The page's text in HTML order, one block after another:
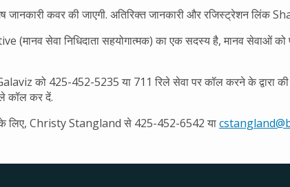
कवर की जाएगी. अतिरिक्त जानकारी और रजिस्ट्रेशन लिंक
सेवा निधिदाता सहयोगात्मक) का एक सदस्य है, मानव सेवाओं
को 425-452-5235 या 711 रिले सेवा पर कॉल करने के द्वारा
कॉल कर दें.
के लिए, Christy Stangland से 425-452-6542 या